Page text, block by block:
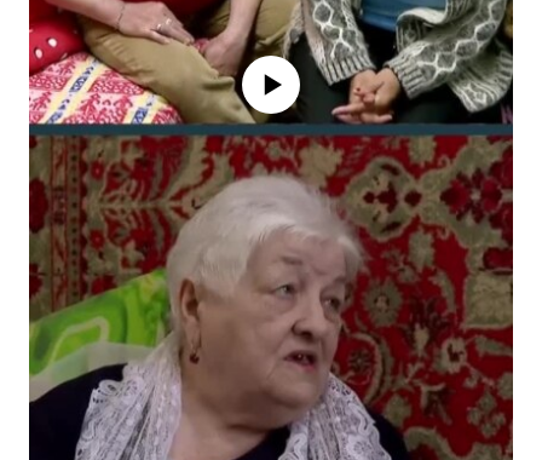
No media source currently available